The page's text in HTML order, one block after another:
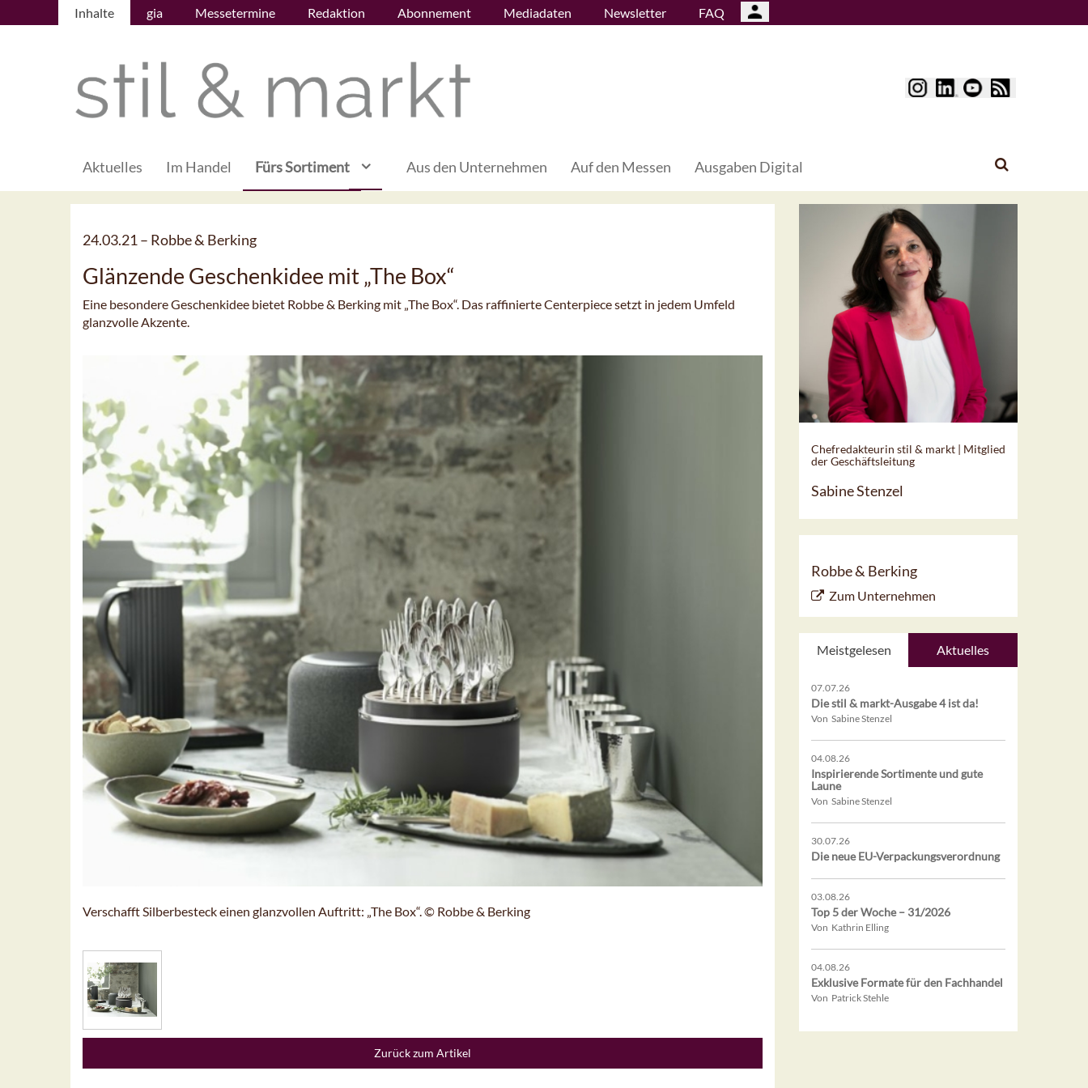
Inhalte gia Messetermine Redaktion Abonnement Mediadaten Newsletter FAQ
Aktuelles Im Handel Fürs Sortiment Aus den Unternehmen Auf den Messen Ausgaben Digital
24.03.21 – Robbe & Berking
Glänzende Geschenkidee mit „The Box“
Eine besondere Geschenkidee bietet Robbe & Berking mit „The Box“. Das raffinierte Centerpiece setzt in jedem Umfeld
glanzvolle Akzente.
Verschafft Silberbesteck einen glanzvollen Auftritt: „The Box“. © Robbe & Berking
Zurück zum Artikel
Chefredakteurin stil & markt | Mitglied
der Geschäftsleitung
Sabine Stenzel
Robbe & Berking
Zum Unternehmen
Meistgelesen Aktuelles
07.07.26
Die stil & markt-Ausgabe 4 ist da!
Von Sabine Stenzel
04.08.26
Inspirierende Sortimente und gute
Laune
Von Sabine Stenzel
30.07.26
Die neue EU-Verpackungsverordnung
03.08.26
Top 5 der Woche – 31/2026
Von Kathrin Elling
04.08.26
Exklusive Formate für den Fachhandel
Von Patrick Stehle